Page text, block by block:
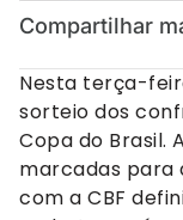
Compartilhar
Nesta terça-
sorteio dos
Copa do Brasil.
marcadas para
com a CBF